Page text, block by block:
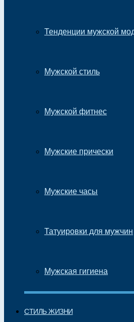
Тенденции мужской
Мужской стиль
Мужской фитнес
Мужские прически
Мужские часы
Татуировки для мужчин
Мужская гигиена
СТИЛЬ ЖИЗНИ